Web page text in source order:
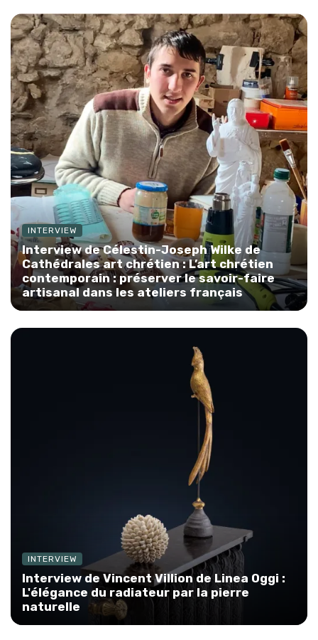
INTERVIEW
Interview de Célestin-Joseph Wilke de
Cathédrales art chrétien : L’art chrétien
contemporain : préserver le savoir-faire
artisanal dans les ateliers français
INTERVIEW
Interview de Vincent Villion de Linea Oggi :
L'élégance du radiateur par la pierre
naturelle